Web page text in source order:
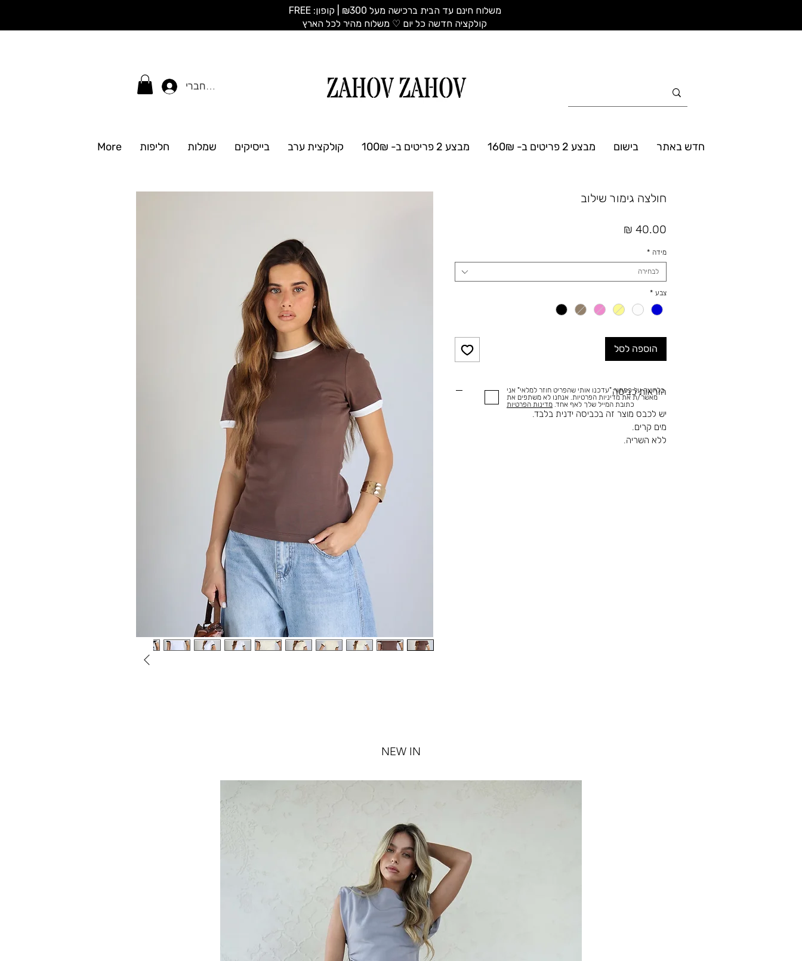
משלוח חינם עד הבית ברכישה מעל ₪300 | קופון: FREE
​קולקציה חדשה כל יום ♡ משלוח מהיר לכל הארץ
התחברי
חדש באתר בישום מבצע 2 פריטים ב- 160₪ מבצע 2 פריטים ב- 100₪ קולקצית ערב בייסיקים שמלות חליפות More
חולצה גימור שילוב
מידה *
לבחירה
צבע *
הוספה לסל
הוראות כביסה
יש לכבס מוצר זה בכביסה ידנית בלבד.
מים קרים.
ללא השריה.
בלחיצה על כפתור "עדכנו אותי שהפריט חוזר למלאי" אני
מאשר/ת את מדיניות הפרטיות. אנחנו לא משתפים את
כתובת המייל שלך לאף אחד. מדינות הפרטיות
NEW IN